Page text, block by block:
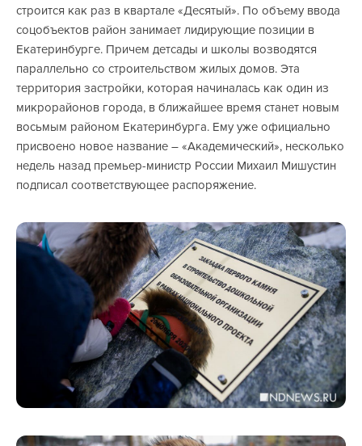
строится как раз в квартале «Десятый». По объему ввода
соцобъектов район занимает лидирующие позиции в
Екатеринбурге. Причем детсады и школы возводятся
параллельно со строительством жилых домов. Эта
территория застройки, которая начиналась как один из
микрорайонов города, в ближайшее время станет новым
восьмым районом Екатеринбурга. Ему уже официально
присвоено новое название – «Академический», несколько
недель назад премьер-министр России Михаил Мишустин
подписал соответствующее распоряжение.